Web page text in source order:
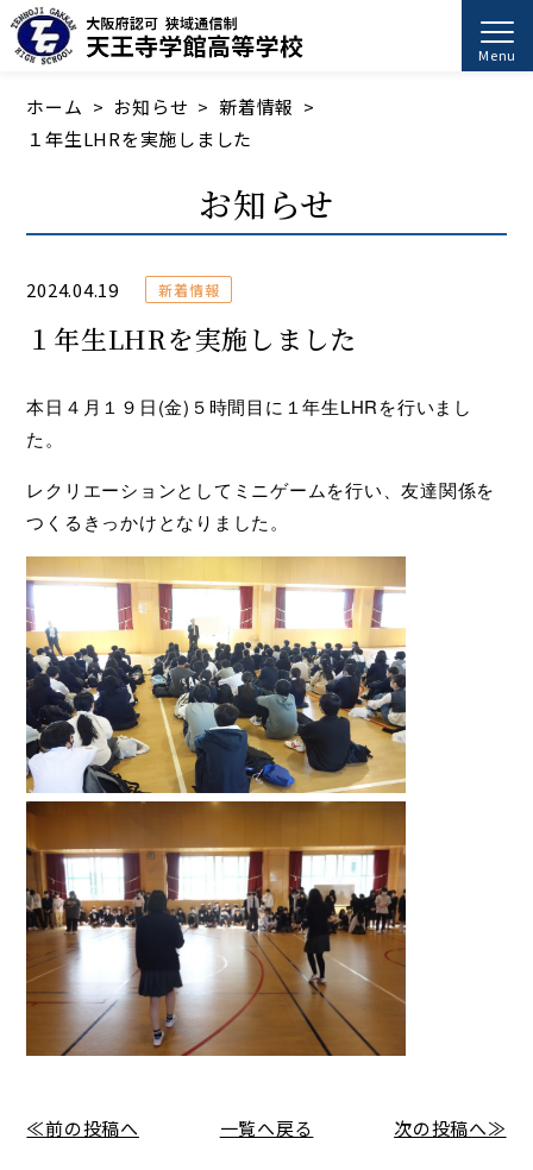
Menu
ホーム お知らせ
新着情報
１年生LHRを実施しました
お知らせ
2024.04.19 新着情報
１年生LHRを実施しました
本日４月１９日(金)５時間目に１年生LHRを行いまし
た。
レクリエーションとしてミニゲームを行い、友達関係を
つくるきっかけとなりました。
≪前の投稿へ 一覧へ戻る 次の投稿へ≫